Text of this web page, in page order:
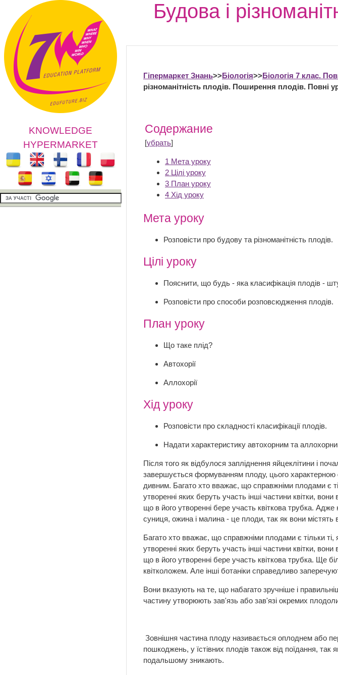
KNOWLEDGE
HYPERMARKET
Будова і
Гіпермаркет Знань>>Біологія>>Біологія 7 клас.
різноманітність плодів. Поширення плодів. Повні
Содержание
[убрать]
1 Мета уроку
2 Цілі уроку
3 План уроку
4 Хід уроку
Мета уроку
Розповісти про будову та різноманітність плодів.
Цілі уроку
Пояснити, що будь - яка класифікація плодів -
Розповісти про способи розповсюдження плодів.
План уроку
Що таке плід?
Автохорії
Аллохорії
Хід уроку
Розповісти про складності класифікації плодів.
Надати характеристику автохорним та
Після того як відбулося запліднення яйцеклітини і
завершується формуванням плоду, цього
дивним. Багато хто вважає, що справжніми плодами є
утворенні яких беруть участь інші частини квітки,
що в його утворенні бере участь квіткова трубка.
суниця, ожина і малина - це плоди, так як вони містять
Багато хто вважає, що справжніми плодами є тільки
утворенні яких беруть участь інші частини квітки,
що в його утворенні бере участь квіткова трубка. Ще
квітколожем. Але інші ботаніки справедливо
Вони вказують на те, що набагато зручніше і
частину утворюють зав'язь або зав'язі окремих
Зовнішня частина плоду називається оплоднем або
пошкоджень, у їстівних плодів також від поїдання, так
подальшому зникають.